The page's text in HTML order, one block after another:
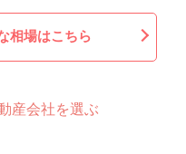
相場はこちら
産会社を選ぶ